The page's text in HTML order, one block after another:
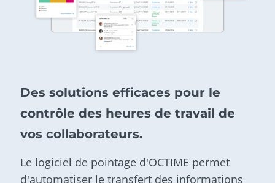
Des solutions efficaces pour le
contrôle des heures de travail de
vos collaborateurs.
Le logiciel de pointage d'OCTIME permet
d'automatiser le transfert des informations